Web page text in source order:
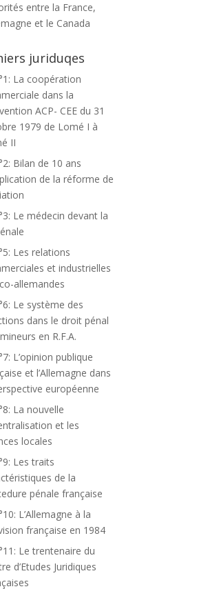
entre la France,
et le Canada
juriduqes
La coopération
dans la
ACP- CEE du 31
1979 de Lomé I à
II
Bilan de 10 ans
de la réforme de
Le médecin devant la
Les relations
et industrielles
allemandes
Le système des
dans le droit pénal
en R.F.A.
L’opinion publique
et l’Allemagne dans
européenne
La nouvelle
et les
locales
Les traits
de la
pénale française
L’Allemagne à la
française en 1984
Le trentenaire du
d’Etudes Juridiques